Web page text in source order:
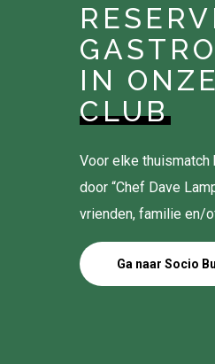
IN
CLUB
Voor elke thuismatch
door “Chef Dave
vrienden, familie en/
Ga naar Socio